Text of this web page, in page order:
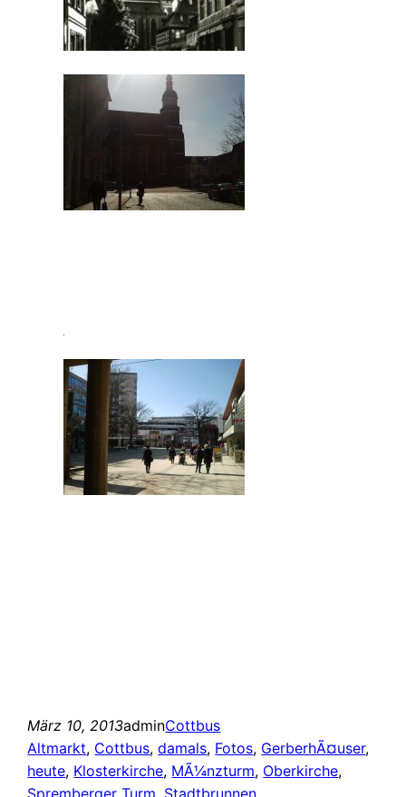
März 10, 2013adminCottbus
Altmarkt, Cottbus, damals, Fotos, GerberhÃ¤user
heute, Klosterkirche, MÃ¼nzturm, Oberkirche
Spremberger Turm Stadtbrunnen